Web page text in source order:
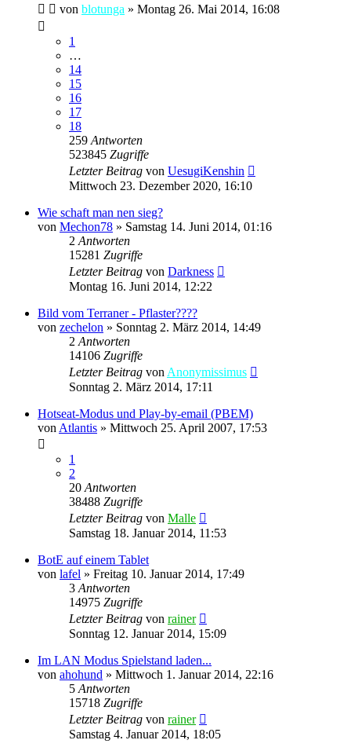
von blotunga » Montag 26. Mai 2014, 16:08
1
…
14
15
16
17
18
259 Antworten
523845 Zugriffe
Letzter Beitrag von UesugiKenshin
Mittwoch 23. Dezember 2020, 16:10
Wie schaft man nen sieg?
von Mechon78 » Samstag 14. Juni 2014, 01:16
2 Antworten
15281 Zugriffe
Letzter Beitrag von Darkness
Montag 16. Juni 2014, 12:22
Bild vom Terraner - Pflaster????
von zechelon » Sonntag 2. März 2014, 14:49
2 Antworten
14106 Zugriffe
Letzter Beitrag von Anonymissimus
Sonntag 2. März 2014, 17:11
Hotseat-Modus und Play-by-email (PBEM)
von Atlantis » Mittwoch 25. April 2007, 17:53
1
2
20 Antworten
38488 Zugriffe
Letzter Beitrag von Malle
Samstag 18. Januar 2014, 11:53
BotE auf einem Tablet
von lafel » Freitag 10. Januar 2014, 17:49
3 Antworten
14975 Zugriffe
Letzter Beitrag von rainer
Sonntag 12. Januar 2014, 15:09
Im LAN Modus Spielstand laden...
von ahohund » Mittwoch 1. Januar 2014, 22:16
5 Antworten
15718 Zugriffe
Letzter Beitrag von rainer
Samstag 4. Januar 2014, 18:05